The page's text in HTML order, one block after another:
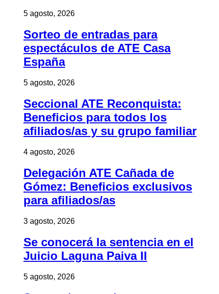
5 agosto, 2026
Sorteo de entradas para
espectáculos de ATE Casa
España
5 agosto, 2026
Seccional ATE Reconquista:
Beneficios para todos los
afiliados/as y su grupo familiar
4 agosto, 2026
Delegación ATE Cañada de
Gómez: Beneficios exclusivos
para afiliados/as
3 agosto, 2026
Se conocerá la sentencia en el
Juicio Laguna Paiva II
5 agosto, 2026